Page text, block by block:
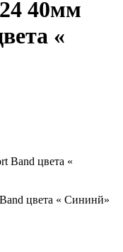
40мм
«
цвета « Сининй»